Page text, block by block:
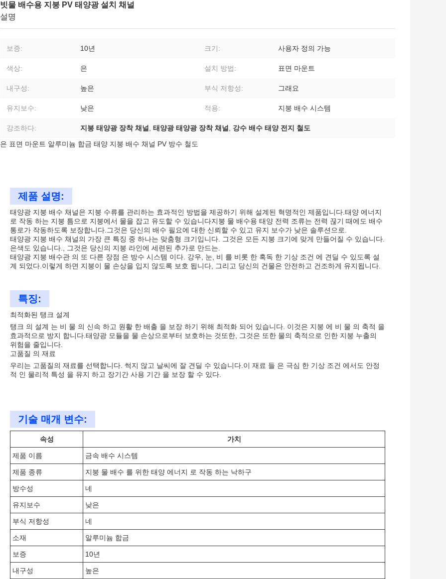
빗물 배수용 지붕 PV 태양광 설치 채널
설명
보증: 10년 크기: 사용자 정의 가능
색상: 은 설치 방법: 표면 마운트
내구성: 높은 부식 저항성: 그래요
유지보수: 낮은 적용: 지붕 배수 시스템
강조하다: 지붕 태양광 장착 채널, 태양광 태양광 장착 채널, 강수 배수 태양 전지 철도
은 표면 마운트 알루미늄 합금 태양 지붕 배수 채널 PV 방수 철도
제품 설명:
태양광 지붕 배수 채널은 지붕 수류를 관리하는 효과적인 방법을 제공하기 위해 설계된 혁명적인 제품입니다.태양 에너지
로 작동 하는 지붕 틈으로 지붕에서 물을 잡고 유도할 수 있습니다지붕 물 배수용 태양 전력 조류는 전력 끊기 때에도 배수
통로가 작동하도록 보장합니다.그것은 당신의 배수 필요에 대한 신뢰할 수 있고 유지 보수가 낮은 솔루션으로.
태양광 지붕 배수 채널의 가장 큰 특징 중 하나는 맞춤형 크기입니다. 그것은 모든 지붕 크기에 맞게 만들어질 수 있습니다.
은색도 있습니다., 그것은 당신의 지붕 라인에 세련된 추가로 만드는.
태양광 지붕 배수관 의 또 다른 장점 은 방수 시스템 이다. 강우, 눈, 비 를 비롯 한 혹독 한 기상 조건 에 견딜 수 있도록 설
계 되었다.이렇게 하면 지붕이 물 손상을 입지 않도록 보호 됩니다, 그리고 당신의 건물은 안전하고 건조하게 유지됩니다.
특징:
최적화된 탱크 설계
탱크 의 설계 는 비 물 의 신속 하고 원활 한 배출 을 보장 하기 위해 최적화 되어 있습니다. 이것은 지붕 에 비 물 의 축적 을
효과적으로 방지 합니다.태양광 모듈을 물 손상으로부터 보호하는 것또한, 그것은 또한 물의 축적으로 인한 지붕 누출의
위험을 줄입니다.
고품질 의 재료
우리는 고품질의 재료를 선택합니다. 썩지 않고 날씨에 잘 견딜 수 있습니다.이 재료 들 은 극심 한 기상 조건 에서도 안정
적 인 물리적 특성 을 유지 하고 장기간 사용 기간 을 보장 할 수 있다.
기술 매개 변수:
속성 가치
제품 이름 금속 배수 시스템
제품 종류 지붕 물 배수 를 위한 태양 에너지 로 작동 하는 낙하구
방수성 네
유지보수 낮은
부식 저항성 네
소재 알루미늄 합금
보증 10년
내구성 높은